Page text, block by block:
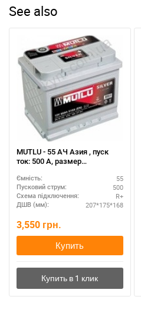
See also
MUTLU - 55 АЧ Азия , пуск
ток: 500 А, размер
(Турция): 207 Х 175 Х 168 мм.
Ємність: 55
Пусковий струм: 500
Схема підключення: R+
ДШВ (мм): 207*175*168
3,550 грн.
Купить